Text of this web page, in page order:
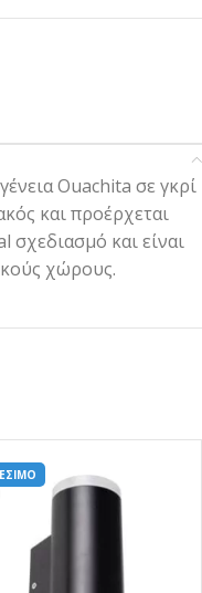
Ouachita σε γκρί
και προέρχεται
σχεδιασμό και είναι
χώρους.